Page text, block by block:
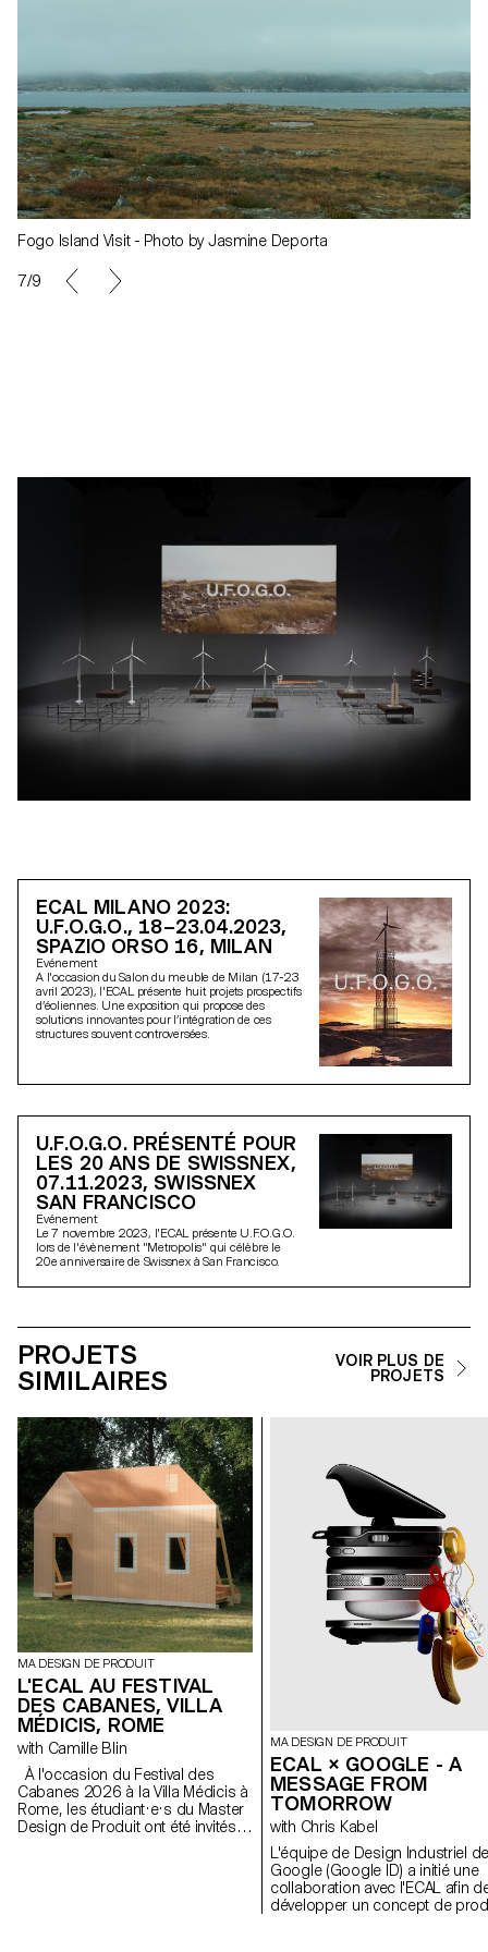
Fogo Island Visit - Photo by Jasmine Deporta
7/9
ECAL MILANO 2023:
U.F.O.G.O., 18–23.04.2023,
SPAZIO ORSO 16, MILAN
Evénement
A l'occasion du Salon du meuble de Milan (17-23
avril 2023), l'ECAL présente huit projets prospectifs
d’éoliennes. Une exposition qui propose des
solutions innovantes pour l’intégration de ces
structures souvent controversées.
U.F.O.G.O. PRÉSENTÉ POUR
LES 20 ANS DE SWISSNEX,
07.11.2023, SWISSNEX
SAN FRANCISCO
Evénement
Le 7 novembre 2023, l'ECAL présente U.F.O.G.O.
lors de l'évènement "Metropolis" qui célèbre le
20e anniversaire de Swissnex à San Francisco.
PROJETS
SIMILAIRES
VOIR PLUS DE
PROJETS
MA DESIGN DE PRODUIT
L'ECAL AU FESTIVAL
DES CABANES, VILLA
MÉDICIS, ROME
with Camille Blin
À l'occasion du Festival des
Cabanes 2026 à la Villa Médicis à
Rome, les étudiant·e·s du Master
Design de Produit ont été invités à
MA DESIGN DE PRODUIT
ECAL × GOOGLE - A
MESSAGE FROM
TOMORROW
with Chris Kabel
L'équipe de Design Industriel
Google (Google ID) a initié une
collaboration avec l'ECAL afin
développer un concept de